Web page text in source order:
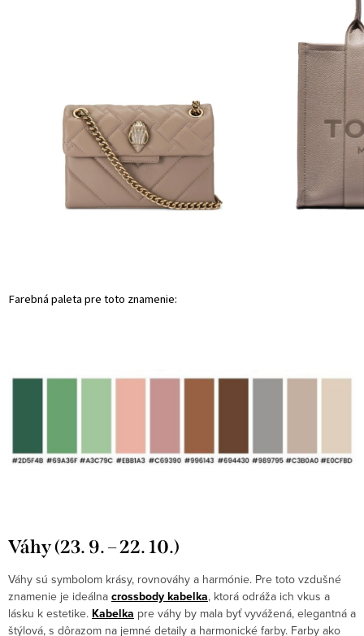
Farebná paleta pre toto znamenie:
Váhy (23. 9. – 22. 10.)
Váhy sú symbolom krásy, rovnováhy a harmónie. Pre toto vzdušné
znamenie je ideálna crossbody kabelka, ktorá odráža ich vkus a
lásku k estetike. Kabelka pre váhy by mala byť vyvážená, elegantná a
štýlová, s dôrazom na jemné detaily a harmonické farby. Farby ako